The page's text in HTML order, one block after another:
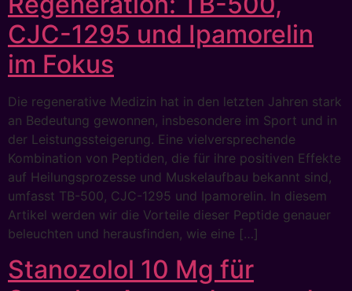
CJC-1295 und Ipamorelin
im Fokus
Die regenerative Medizin hat in den letzten Jahren stark
an Bedeutung gewonnen, insbesondere im Sport und in
der Leistungssteigerung. Eine vielversprechende
Kombination von Peptiden, die für ihre positiven Effekte
auf Heilungsprozesse und Muskelaufbau bekannt sind,
umfasst TB-500, CJC-1295 und Ipamorelin. In diesem
Artikel werden wir die Vorteile dieser Peptide genauer
beleuchten und herausfinden, wie eine […]
Stanozolol 10 Mg für